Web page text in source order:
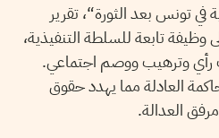
في تونس بعد الثورة“، تقرير
تابعة للسلطة التنفيذية،
وترهيب ووصم اجتماعي.
العادلة مما يهدد حقوق
العدالة.